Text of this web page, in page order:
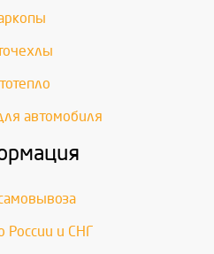
автомобиля
России и СНГ